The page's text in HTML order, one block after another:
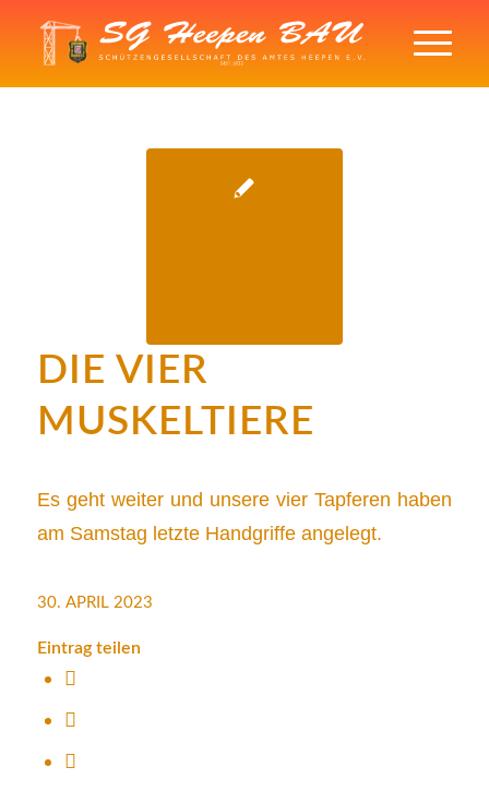
DIE VIER
MUSKELTIERE
Es geht weiter und unsere vier Tapferen haben
am Samstag letzte Handgriffe angelegt.
30. APRIL 2023
Eintrag teilen